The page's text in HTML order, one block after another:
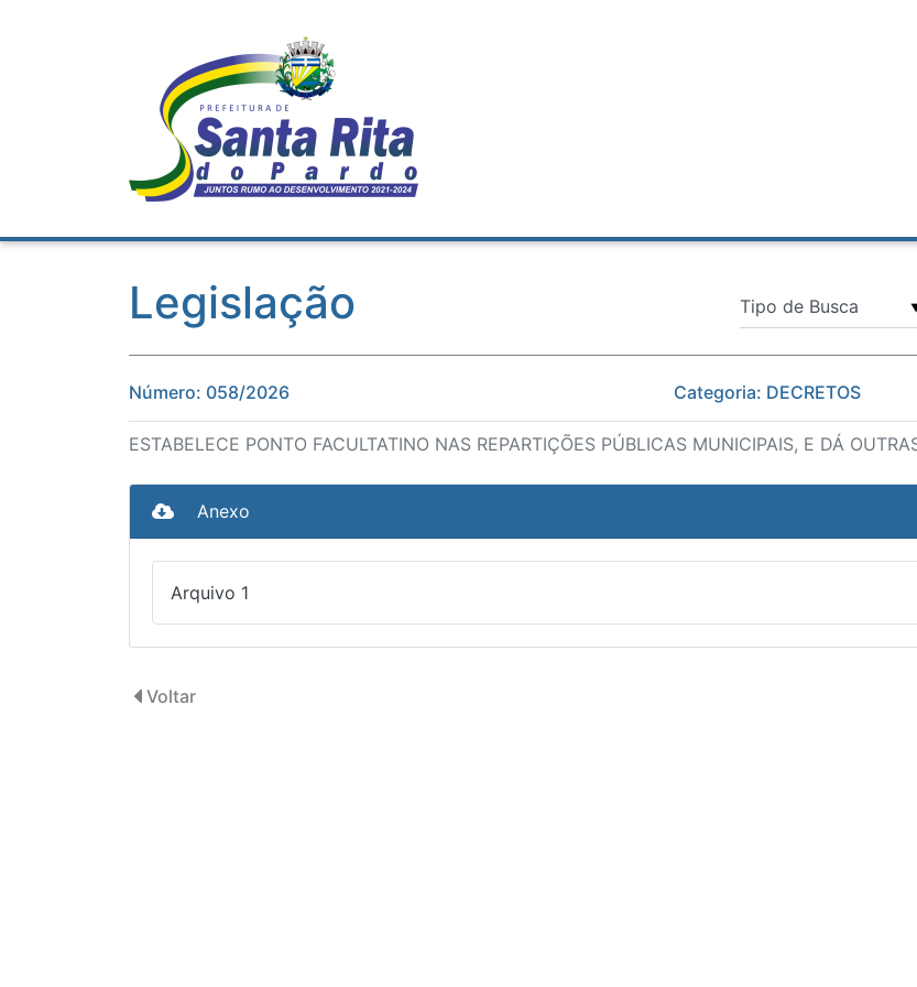
Legislação
Número: 058/2026 Categoria: DECRETOS
ESTABELECE PONTO FACULTATINO NAS REPARTIÇÕES PÚBLICAS MUNICIPAIS, E DÁ
Anexo
Arquivo 1
Voltar